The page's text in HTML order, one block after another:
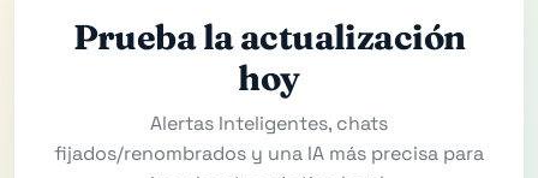
Prueba la actualización
hoy
Alertas Inteligentes, chats
fijados/renombrados y una IA más precisa para